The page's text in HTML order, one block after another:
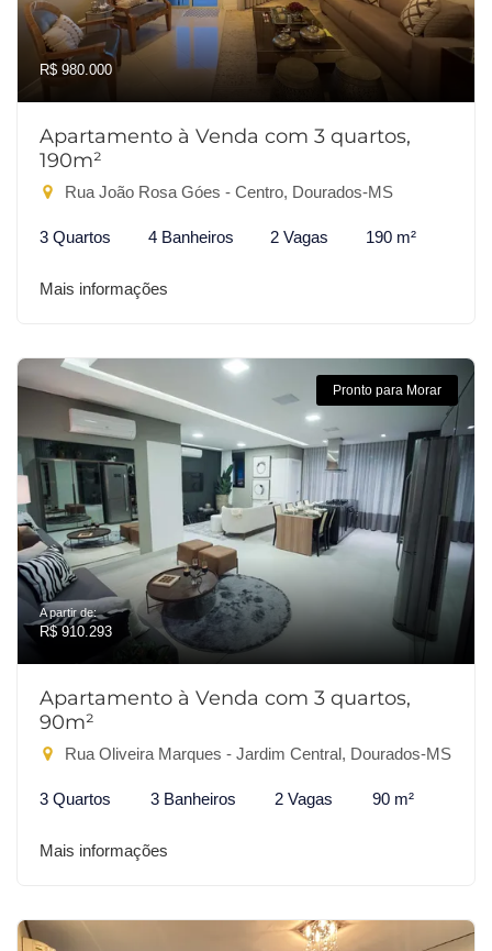
R$ 980.000
Apartamento à Venda com 3 quartos,
190m²
Rua João Rosa Góes - Centro, Dourados-MS
3 Quartos 4 Banheiros 2 Vagas 190 m²
Mais informações
Pronto para Morar
A partir de:
R$ 910.293
Apartamento à Venda com 3 quartos,
90m²
Rua Oliveira Marques - Jardim Central, Dourados-MS
3 Quartos 3 Banheiros 2 Vagas 90 m²
Mais informações